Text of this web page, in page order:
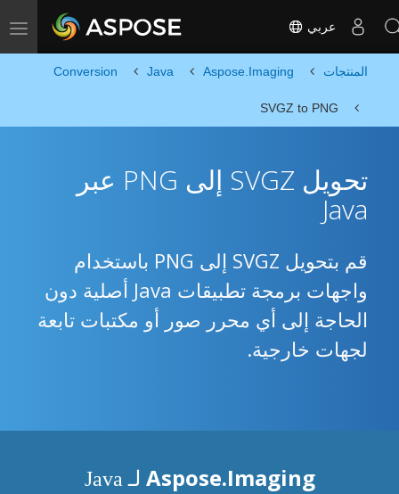
Toggle navigation عربي
المنتجات Aspose.Imaging
Java
Conversion
SVGZ to PNG
تحويل SVGZ إلى PNG عبر
Java
قم بتحويل SVGZ إلى PNG باستخدام
واجهات برمجة تطبيقات Java أصلية دون
الحاجة إلى أي محرر صور أو مكتبات تابعة
لجهات خارجية.
Aspose.Imaging لـ Java